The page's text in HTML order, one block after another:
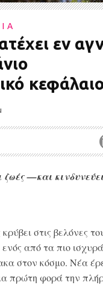
εν
ζωές —και
στις βελόνες
από τα πιο ισχυρά
στον κόσμο. Νέα
πρώτη φορά την